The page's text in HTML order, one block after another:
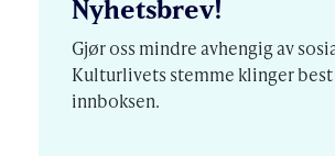
Nyhetsbrev!
Gjør oss mindre avhengig av
Kulturlivets stemme klinger
innboksen.